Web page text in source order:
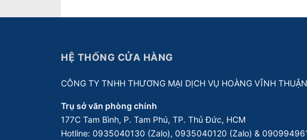
HỆ THỐNG CỬA HÀNG
CÔNG TY TNHH THƯƠNG MẠI DỊCH VỤ HOÀNG VĨNH
Trụ sở văn phòng chính
177C Tam Bình, P. Tam Phú, TP. Thủ Đức, HCM
Hotline: 0935040130 (Zalo), 0935040120 (Zalo) &